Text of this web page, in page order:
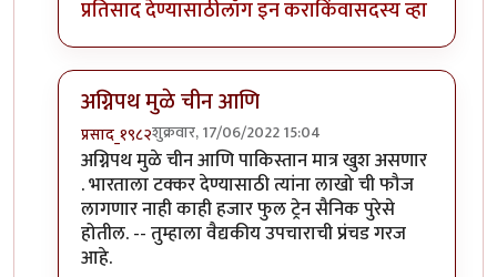
प्रतिसाद देण्यासाठीलॉग इन कराकिंवासदस्य व्हा
अग्निपथ मुळे चीन आणि
प्रसाद_१९८२शुक्रवार, 17/06/2022 15:04
In reply toआताची लढाई इतकी सोपी आहे का,?by
अग्निपथ मुळे चीन आणि पाकिस्तान मात्र खुश असणार
. भारताला टक्कर देण्यासाठी त्यांना लाखो ची फौज
लागणार नाही काही हजार फुल ट्रेन सैनिक पुरेसे
होतील. -- तुम्हाला वैद्यकीय उपचाराची प्रंचड गरज
आहे.